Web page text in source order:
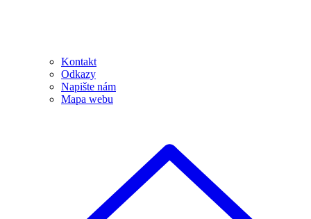
Kontakt
Odkazy
Napište nám
Mapa webu